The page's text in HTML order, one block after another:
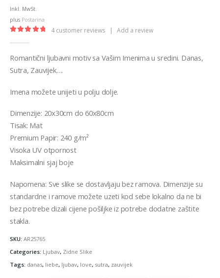
€32,00
Inkl. MwSt.
plus Postarina
4 customer reviews | Add a review
Romantični ljubavni motiv sa Vašim Imenima u sredini. Danas,
Sutra, Zauvijek….
Imena možete unijeti u polju dolje.
Dimenzije: 20x30cm do 60x80cm
Tisak: Mat
Premium Papir: 240 g/m²
Visoka UV otpornost
Maksimalni sjaj boje
Napomena: Sve slike se dostavljaju bez ramova. Dimenzije su
standardne i ramove možete uzeti kod sebe lokalno da ne bi
bez potrebe dizali cijene pošiljke iz potrebe dodatne zaštite
stakla.
SKU: AR25765
Categories: Ljubav, Zidne Slike
Tags: danas, liebe, ljubav, love, sutra, zauvijek